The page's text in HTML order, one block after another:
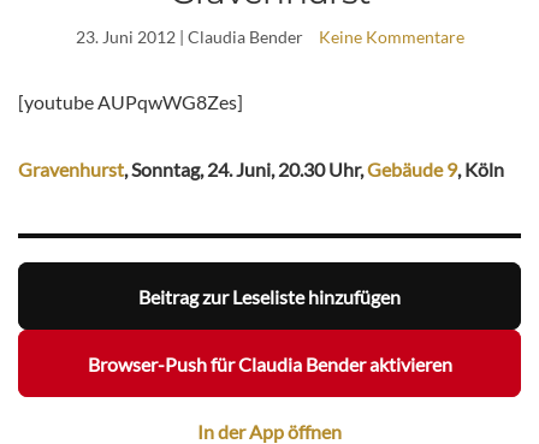
23. Juni 2012| Claudia Bender Keine Kommentare
[youtube AUPqwWG8Zes]
Gravenhurst, Sonntag, 24. Juni, 20.30 Uhr,Gebäude 9, Köln
Beitrag zur Leseliste hinzufügen
Browser-Push für Claudia Bender aktivieren
In der App öffnen